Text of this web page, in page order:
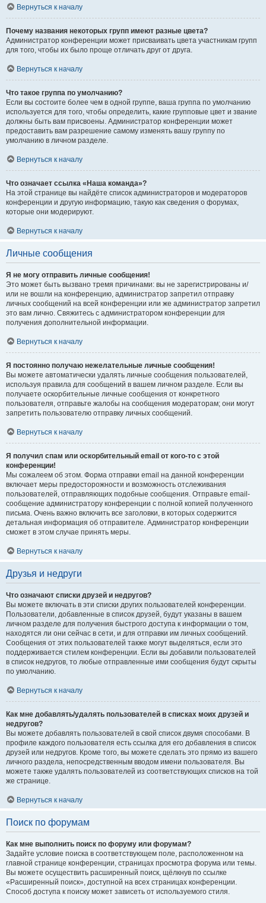
Вернуться к началу
Почему названия некоторых групп имеют разные цвета?
Администратор конференции может присваивать цвета участникам групп
для того, чтобы их было проще отличать друг от друга.
Вернуться к началу
Что такое группа по умолчанию?
Если вы состоите более чем в одной группе, ваша группа по умолчанию
используется для того, чтобы определить, какие групповые цвет и звание
должны быть вам присвоены. Администратор конференции может
предоставить вам разрешение самому изменять вашу группу по
умолчанию в личном разделе.
Вернуться к началу
Что означает ссылка «Наша команда»?
На этой странице вы найдёте список администраторов и модераторов
конференции и другую информацию, такую как сведения о форумах,
которые они модерируют.
Вернуться к началу
Личные сообщения
Я не могу отправить личные сообщения!
Это может быть вызвано тремя причинами: вы не зарегистрированы и/
или не вошли на конференцию, администратор запретил отправку
личных сообщений на всей конференции или же администратор запретил
это вам лично. Свяжитесь с администратором конференции для
получения дополнительной информации.
Вернуться к началу
Я постоянно получаю нежелательные личные сообщения!
Вы можете автоматически удалять личные сообщения пользователей,
используя правила для сообщений в вашем личном разделе. Если вы
получаете оскорбительные личные сообщения от конкретного
пользователя, отправьте жалобы на сообщения модераторам; они могут
запретить пользователю отправку личных сообщений.
Вернуться к началу
Я получил спам или оскорбительный email от кого-то с этой
конференции!
Мы сожалеем об этом. Форма отправки email на данной конференции
включает меры предосторожности и возможность отслеживания
пользователей, отправляющих подобные сообщения. Отправьте email-
сообщение администратору конференции с полной копией полученного
письма. Очень важно включить все заголовки, в которых содержится
детальная информация об отправителе. Администратор конференции
сможет в этом случае принять меры.
Вернуться к началу
Друзья и недруги
Что означают списки друзей и недругов?
Вы можете включать в эти списки других пользователей конференции.
Пользователи, добавленные в список друзей, будут указаны в вашем
личном разделе для получения быстрого доступа к информации о том,
находятся ли они сейчас в сети, и для отправки им личных сообщений.
Сообщения от этих пользователей также могут выделяться, если это
поддерживается стилем конференции. Если вы добавили пользователей
в список недругов, то любые отправленные ими сообщения будут скрыты
по умолчанию.
Вернуться к началу
Как мне добавлять/удалять пользователей в списках моих друзей и
недругов?
Вы можете добавлять пользователей в свой список двумя способами. В
профиле каждого пользователя есть ссылка для его добавления в список
друзей или недругов. Кроме того, вы можете сделать это прямо из вашего
личного раздела, непосредственным вводом имени пользователя. Вы
можете также удалять пользователей из соответствующих списков на той
же странице.
Вернуться к началу
Поиск по форумам
Как мне выполнить поиск по форуму или форумам?
Задайте условие поиска в соответствующем поле, расположенном на
главной странице конференции, страницах просмотра форума или темы.
Вы можете осуществить расширенный поиск, щёлкнув по ссылке
«Расширенный поиск», доступной на всех страницах конференции.
Способ доступа к поиску может зависеть от используемого стиля.